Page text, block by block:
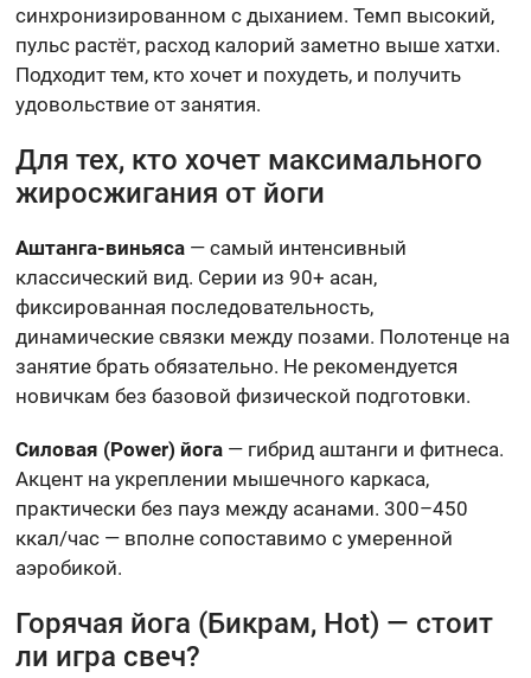
синхронизированном с дыханием. Темп высокий,
пульс растёт, расход калорий заметно выше хатхи.
Подходит тем, кто хочет и похудеть, и получить
удовольствие от занятия.
Для тех, кто хочет максимального
жиросжигания от йоги
Аштанга-виньяса — самый интенсивный
классический вид. Серии из 90+ асан,
фиксированная последовательность,
динамические связки между позами. Полотенце на
занятие брать обязательно. Не рекомендуется
новичкам без базовой физической подготовки.
Силовая (Power) йога — гибрид аштанги и фитнеса.
Акцент на укреплении мышечного каркаса,
практически без пауз между асанами. 300–450
ккал/час — вполне сопоставимо с умеренной
аэробикой.
Горячая йога (Бикрам, Hot) — стоит
ли игра свеч?